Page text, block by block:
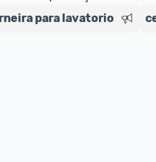
para lavatorio